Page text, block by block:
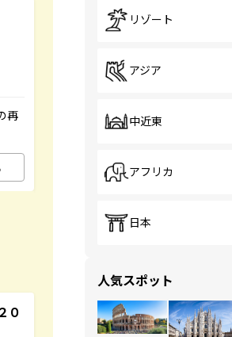
再
０
リゾート
アジア
中近東
アフリカ
日本
人気スポット